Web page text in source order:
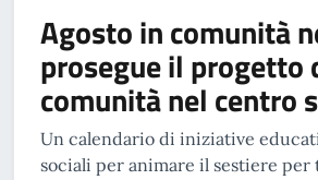
Agosto in comunità
prosegue il progetto
comunità nel centro
Un calendario di iniziative
sociali per animare il sestiere per